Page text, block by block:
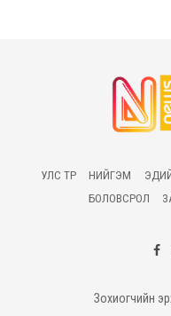
УЛС ТӨР НИЙГЭМ
БОЛОВСРОЛ
Зохиогчийн